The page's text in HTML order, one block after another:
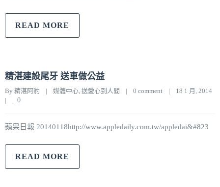
READ MORE
精湛建設尾牙 送車做公益
By 精湛阿豹 | 媒體中心, 送愛心到人間 | 0 comment |
|
0
蘋果日報 20140118http://www.appledaily.com.tw/appledai&#823
READ MORE